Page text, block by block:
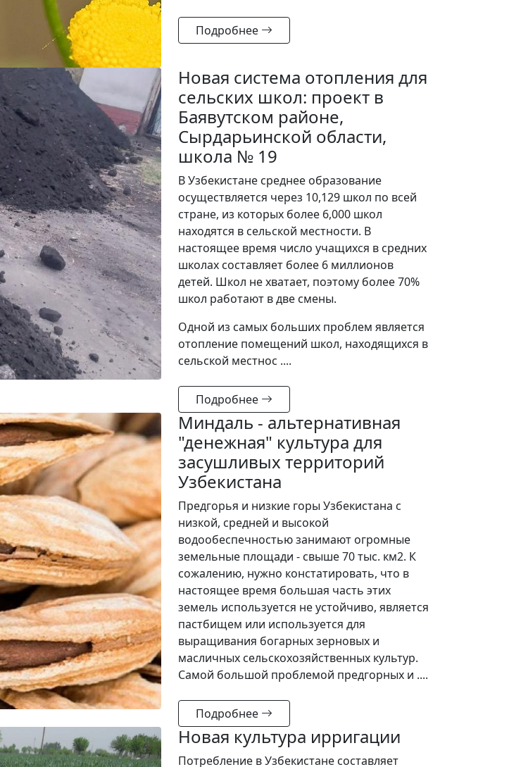
Подробнее
Новая система отопления для
сельских школ: проект в
Баявутском районе,
Сырдарьинской области,
школа № 19
В Узбекистане среднее образование
осуществляется через 10,129 школ по всей
стране, из которых более 6,000 школ
находятся в сельской местности. В
настоящее время число учащихся в средних
школах составляет более 6 миллионов
детей. Школ не хватает, поэтому более 70%
школ работают в две смены.
Одной из самых больших проблем является
отопление помещений школ, находящихся в
сельской местнос ....
Подробнее
Миндаль - альтернативная
"денежная" культура для
засушливых территорий
Узбекистана
Предгорья и низкие горы Узбекистана с
низкой, средней и высокой
водообеспечностью занимают огромные
земельные площади - свыше 70 тыс. км2. К
сожалению, нужно констатировать, что в
настоящее время большая часть этих
земель используется не устойчиво, является
пастбищем или используется для
выращивания богарных зерновых и
масличных сельскохозяйственных культур.
Самой большой проблемой предгорных и ....
Подробнее
Новая культура ирригации
Потребление в Узбекистане составляет